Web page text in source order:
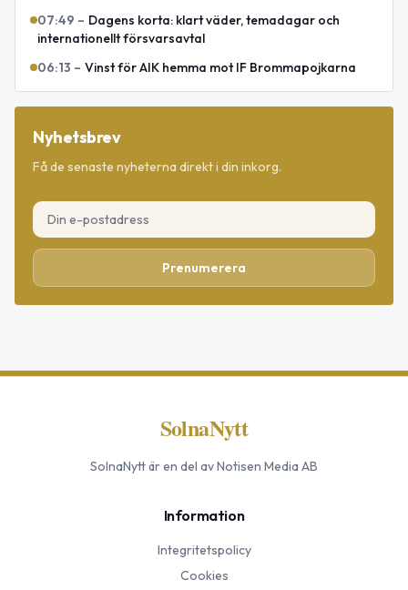
07:49 – Dagens korta: klart väder, temadagar och
internationellt försvarsavtal
06:13 – Vinst för AIK hemma mot IF Brommapojkarna
Nyhetsbrev
Få de senaste nyheterna direkt i din inkorg.
Prenumerera
SolnaNytt
SolnaNyttär en del av Notisen Media AB
Information
Integritetspolicy
Cookies